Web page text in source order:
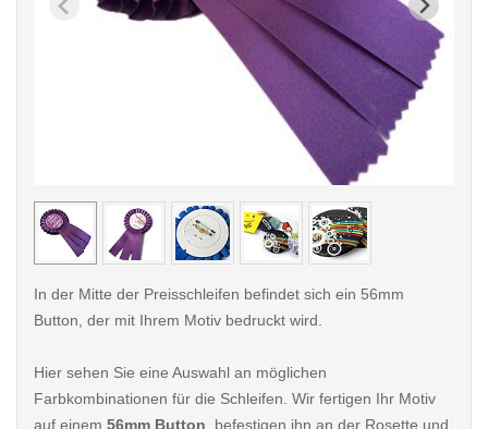
< /picture>
In der Mitte der Preisschleifen befindet sich ein 56mm
Button, der mit Ihrem Motiv bedruckt wird.
Hier sehen Sie eine Auswahl an möglichen
Farbkombinationen für die Schleifen. Wir fertigen Ihr Motiv
auf einem 56mm Button , befestigen ihn an der Rosette und